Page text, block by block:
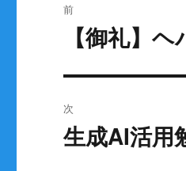
稿
ゲ
前
の
投
稿:
【御礼】
次
次
生成AI活用